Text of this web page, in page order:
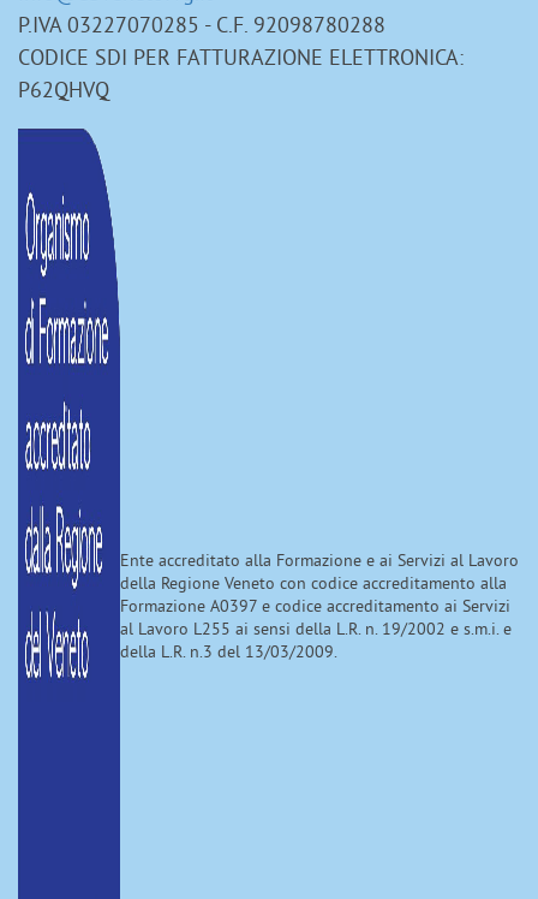
P.IVA 03227070285 - C.F. 92098780288
CODICE SDI PER FATTURAZIONE ELETTRONICA:
P62QHVQ
Ente accreditato alla Formazione e ai Servizi al Lavoro
della Regione Veneto con codice accreditamento alla
Formazione A0397 e codice accreditamento ai Servizi
al Lavoro L255 ai sensi della L.R. n. 19/2002 e s.m.i. e
della L.R. n.3 del 13/03/2009.